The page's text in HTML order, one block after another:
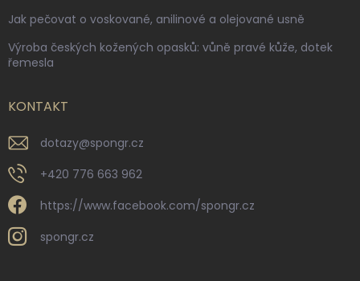
Jak pečovat o voskované, anilinové a olejované usně
Výroba českých kožených opasků: vůně pravé kůže, dotek
řemesla
KONTAKT
dotazy@spongr.cz
+420 776 663 962
https://www.facebook.com/spongr.cz
spongr.cz